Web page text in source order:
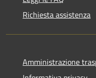
Richiesta assistenza
Amministrazione